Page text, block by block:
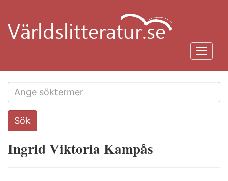
huvudinnehåll
Search
this
Sök
Ingrid Viktoria Kampås